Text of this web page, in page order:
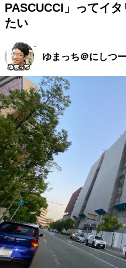
PASCUCCI」ってイ
たい
ゆまっち＠にしつー